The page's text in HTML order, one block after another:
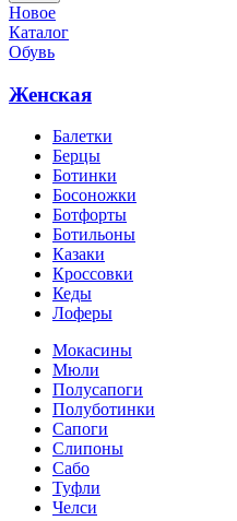
Новое
Каталог
Обувь
Женская
Балетки
Берцы
Ботинки
Босоножки
Ботфорты
Ботильоны
Казаки
Кроссовки
Кеды
Лоферы
Мокасины
Мюли
Полусапоги
Полуботинки
Сапоги
Слипоны
Сабо
Туфли
Челси